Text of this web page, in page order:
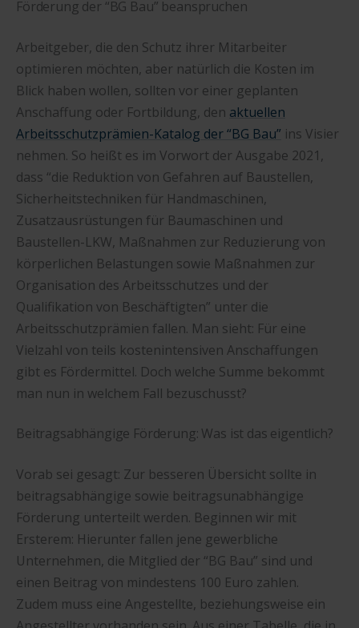
Förderung der “BG Bau” beanspruchen
Arbeitgeber, die den Schutz ihrer Mitarbeiter
optimieren möchten, aber natürlich die Kosten im
Blick haben wollen, sollten vor einer geplanten
Anschaffung oder Fortbildung, den aktuellen
Arbeitsschutzprämien-Katalog der “BG Bau” ins Visier
nehmen. So heißt es im Vorwort der Ausgabe 2021,
dass “die Reduktion von Gefahren auf Baustellen,
Sicherheitstechniken für Handmaschinen,
Zusatzausrüstungen für Baumaschinen und
Baustellen-LKW, Maßnahmen zur Reduzierung von
körperlichen Belastungen sowie Maßnahmen zur
Organisation des Arbeitsschutzes und der
Qualifikation von Beschäftigten” unter die
Arbeitsschutzprämien fallen. Man sieht: Für eine
Vielzahl von teils kostenintensiven Anschaffungen
gibt es Fördermittel. Doch welche Summe bekommt
man nun in welchem Fall bezuschusst?
Beitragsabhängige Förderung: Was ist das eigentlich?
Vorab sei gesagt: Zur besseren Übersicht sollte in
beitragsabhängige sowie beitragsunabhängige
Förderung unterteilt werden. Beginnen wir mit
Ersterem: Hierunter fallen jene gewerbliche
Unternehmen, die Mitglied der “BG Bau” sind und
einen Beitrag von mindestens 100 Euro zahlen.
Zudem muss eine Angestellte, beziehungsweise ein